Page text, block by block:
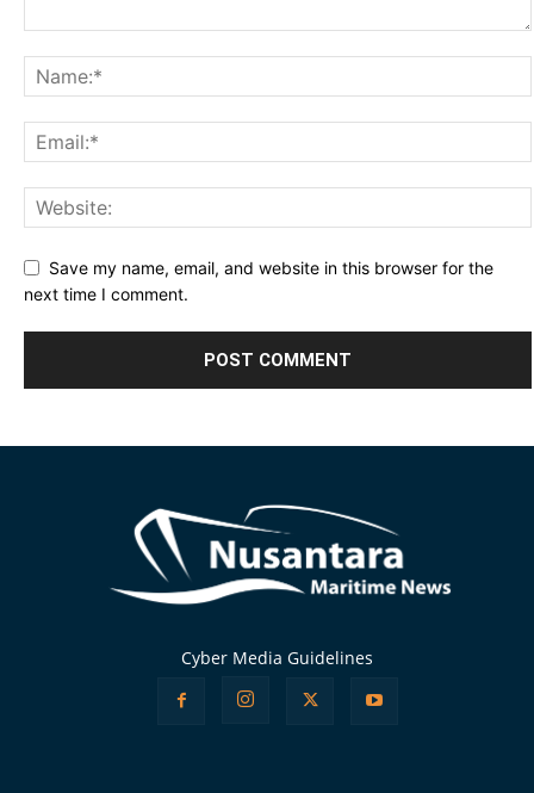
Save my name, email, and website in this browser for the
next time I comment.
Cyber Media Guidelines